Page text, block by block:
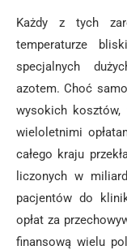
Każdy z tych
temperaturze
specjalnych
azotem. Choć
wysokich
wieloletnimi
całego kraju
liczonych w
pacjentów do
opłat za
finansową wielu